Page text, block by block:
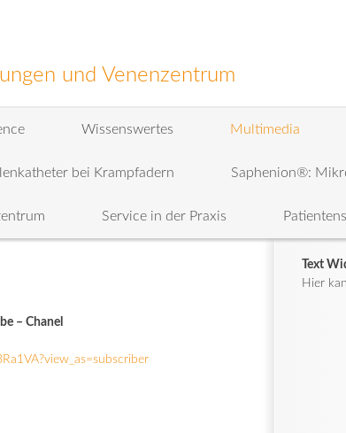
und Venenzentrum
Wissenswertes Multimedia
bei Krampfadern Saphenion®:
Service in der Praxis
– Chanel
Text
Hier